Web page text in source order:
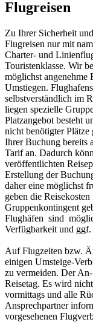
Flugreisen
Zu Ihrer Sicherheit
Flugreisen nur mit
Charter- und
Touristenklasse. Wir
möglichst angenehme
Umstiegen.
selbstverständlich im
liegen spezielle
Platzangebot besteht
nicht benötigter Plätze
Ihrer Buchung bereits
Tarif an. Dadurch
veröffentlichten
Erstellung der
daher eine möglichst
geben die
Gruppenkontingent
Flughäfen sind
Verfügbarkeit und
Auf Flugzeiten bzw.
einigen Umsteige-
zu vermeiden. Der
Reisetag. Es wird
vormittags und alle
Ansprechpartner
vorgesehenen